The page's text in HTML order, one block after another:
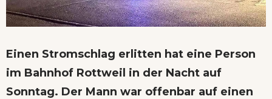
Einen Stromschlag erlitten hat eine Person
im Bahnhof Rottweil in der Nacht auf
Sonntag. Der Mann war offenbar auf einen